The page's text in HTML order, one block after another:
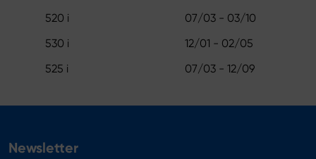
520 i
07/03 - 03/10
530 i
12/01 - 02/05
525 i
07/03 - 12/09
Newsletter